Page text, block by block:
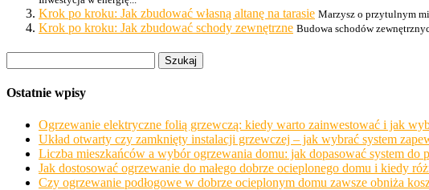
Krok po kroku: Jak zbudować własną altanę na tarasie Marzysz o przytulnym
Krok po kroku: Jak zbudować schody zewnętrzne Budowa schodów
Ostatnie wpisy
Ogrzewanie elektryczne folią grzewczą: kiedy warto zainwestować i jak
Układ otwarty czy zamknięty instalacji grzewczej – jak wybrać system
Liczba mieszkańców a wybór ogrzewania domu: jak dopasować system do
Jak dostosować ogrzewanie do małego dobrze ocieplonego domu i kiedy
Czy ogrzewanie podłogowe w dobrze ocieplonym domu zawsze obniża